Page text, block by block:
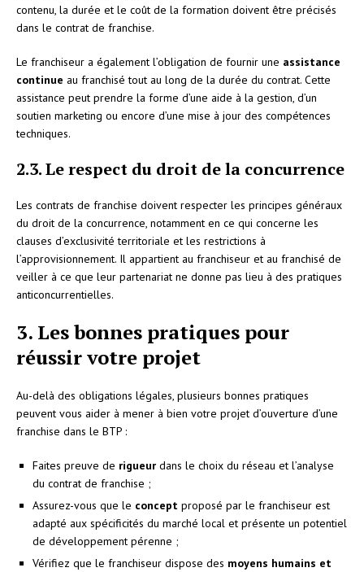
contenu, la durée et le coût de la formation doivent être précisés
dans le contrat de franchise.
Le franchiseur a également l’obligation de fournir une assistance
continue au franchisé tout au long de la durée du contrat. Cette
assistance peut prendre la forme d’une aide à la gestion, d’un
soutien marketing ou encore d’une mise à jour des compétences
techniques.
2.3. Le respect du droit de la concurrence
Les contrats de franchise doivent respecter les principes généraux
du droit de la concurrence, notamment en ce qui concerne les
clauses d’exclusivité territoriale et les restrictions à
l’approvisionnement. Il appartient au franchiseur et au franchisé de
veiller à ce que leur partenariat ne donne pas lieu à des pratiques
anticoncurrentielles.
3. Les bonnes pratiques pour
réussir votre projet
Au-delà des obligations légales, plusieurs bonnes pratiques
peuvent vous aider à mener à bien votre projet d’ouverture d’une
franchise dans le BTP :
Faites preuve de rigueur dans le choix du réseau et l’analyse
du contrat de franchise ;
Assurez-vous que le concept proposé par le franchiseur est
adapté aux spécificités du marché local et présente un potentiel
de développement pérenne ;
Vérifiez que le franchiseur dispose des moyens humains et